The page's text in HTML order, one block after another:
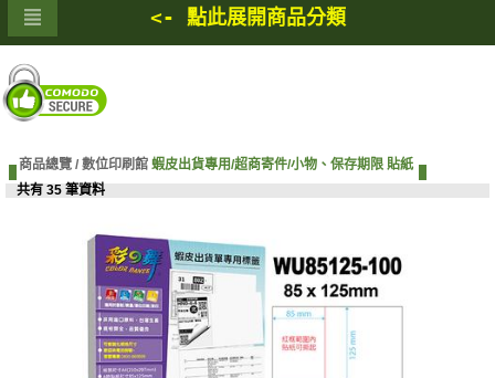
<- 點此展開商品分類
商品總覽 / 數位印刷館 蝦皮出貨專用/超商寄件/小物、保存期限 貼紙
共有 35 筆資料